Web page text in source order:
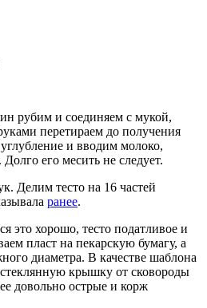
рубим и соединяем с мукой,
перетираем до получения
и вводим молоко,
его месить не следует.
Делим тесто на 16 частей
ранее.
это хорошо, тесто податливое и
пласт на пекарскую бумагу, а
диаметра. В качестве шаблона
крышку от сковороды
довольно острые и корж